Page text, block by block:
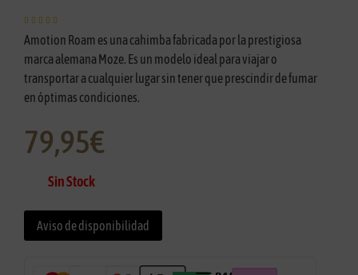
    
Amotion Roam es una cahimba fabricada por la prestigiosa
marca alemana Moze. Es un modelo ideal para viajar o
transportar a cualquier lugar sin tener que prescindir de fumar
en óptimas condiciones.
79,95€
Sin Stock
Aviso de disponibilidad